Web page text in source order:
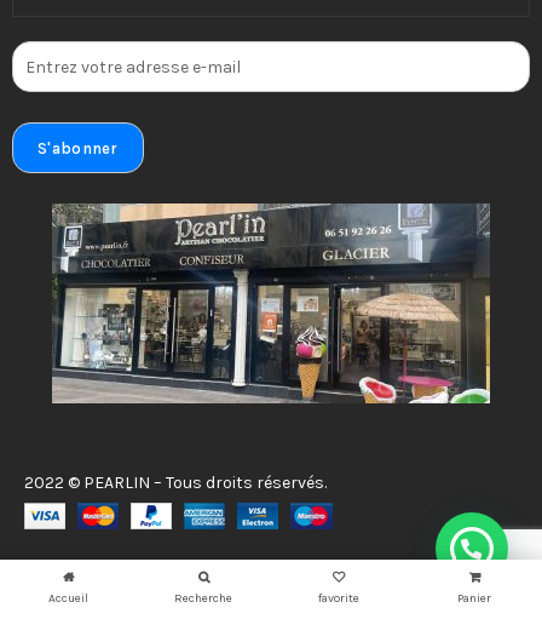
2022 © PEARLIN – Tous droits réservés.
Accueil Recherche favorite Panier